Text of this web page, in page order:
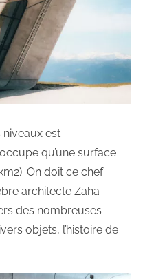
est
qu’une surface
On doit ce chef
architecte Zaha
des nombreuses
objets, l’histoire de